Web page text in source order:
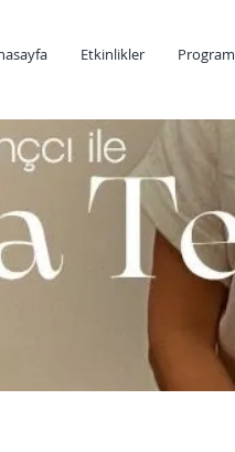
Etkinlikler Program